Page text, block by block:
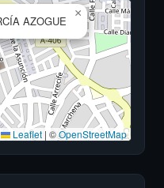
AZOGUE
×
Leaflet | ©OpenStreetMap